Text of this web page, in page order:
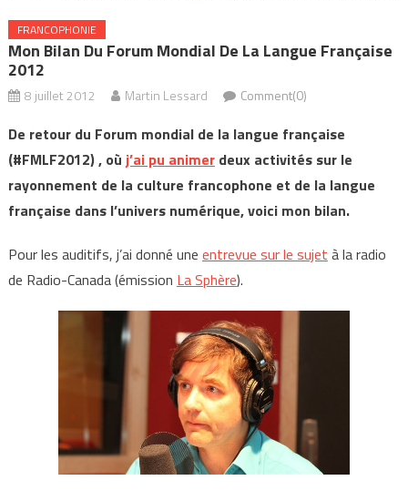
FRANCOPHONIE
Mon Bilan Du Forum Mondial De La Langue Française
2012
8 juillet 2012 Martin Lessard Comment(0)
De retour du Forum mondial de la langue française
(#FMLF2012) , où j’ai pu animerdeux activités sur le
rayonnement de la culture francophone et de la langue
française dans l’univers numérique, voici mon bilan.
Pour les auditifs, j’ai donné une entrevue sur le sujet à la radio
de Radio-Canada (émission La Sphère).